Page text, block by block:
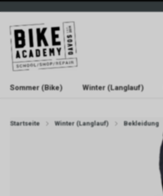
Sommer (Bike) Winter (Langlauf)
Startseite Winter (Langlauf) Bekleidung